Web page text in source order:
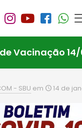
Vacinação 14/
- SBU em 14 de